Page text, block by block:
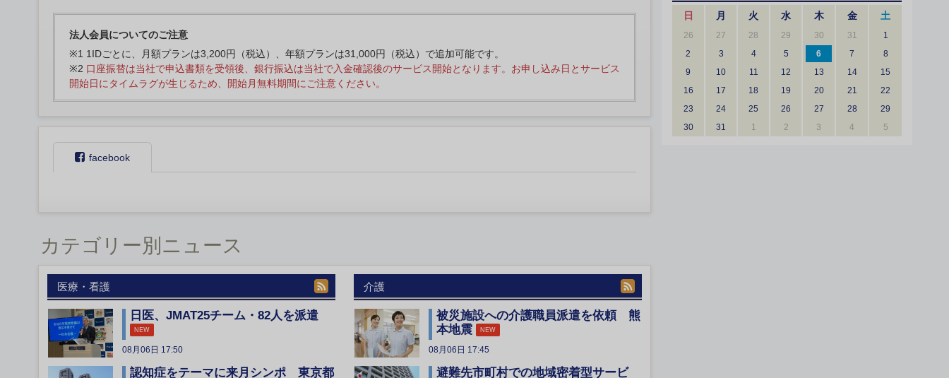
法人会員についてのご注意
※1 1IDごとに、月額プランは3,200円（税込）、年額プランは31,000円（税込）で追加可能です。
※2 口座振替は当社で申込書類を受領後、銀行振込は当社で入金確認後のサービス開始となります。お申し込み日とサービス
開始日にタイムラグが生じるため、開始月無料期間にご注意ください。
facebook
カテゴリー別ニュース
医療・看護
日医、JMAT25チーム・82人を派遣
NEW
08月06日 17:50
認知症をテーマに来月シンポ 東京都
介護
被災施設への介護職員派遣を依頼 熊
本地震
NEW
08月06日 17:45
避難先市町村での地域密着型サービ
日 月 火 水 木 金 土
26 27 28 29 30 31
1
2
3 4 5 6 7
8
9
10 11 12 13 14
15
16
17 18 19 20 21
22
23
24 25 26 27 28
29
30
31 1 2 3 4 5